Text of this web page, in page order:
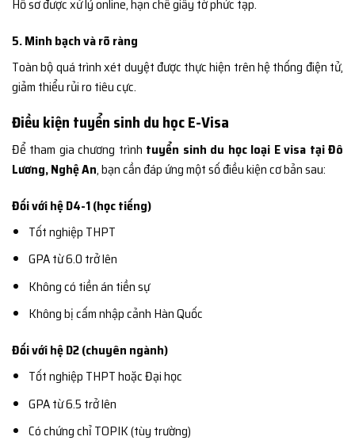
Hồ sơ được xử lý online, hạn chế giấy tờ phức tạp.
5. Minh bạch và rõ ràng
Toàn bộ quá trình xét duyệt được thực hiện trên hệ thống điện tử,
giảm thiểu rủi ro tiêu cực.
Điều kiện tuyển sinh du học E-Visa
Để tham gia chương trình tuyển sinh du học loại E visa tại Đô
Lương, Nghệ An, bạn cần đáp ứng một số điều kiện cơ bản sau:
Đối với hệ D4-1 (học tiếng)
Tốt nghiệp THPT
GPA từ 6.0 trở lên
Không có tiền án tiền sự
Không bị cấm nhập cảnh Hàn Quốc
Đối với hệ D2 (chuyên ngành)
Tốt nghiệp THPT hoặc Đại học
GPA từ 6.5 trở lên
Có chứng chỉ TOPIK (tùy trường)